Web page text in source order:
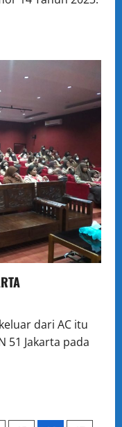
dari AC itu
51 Jakarta pada